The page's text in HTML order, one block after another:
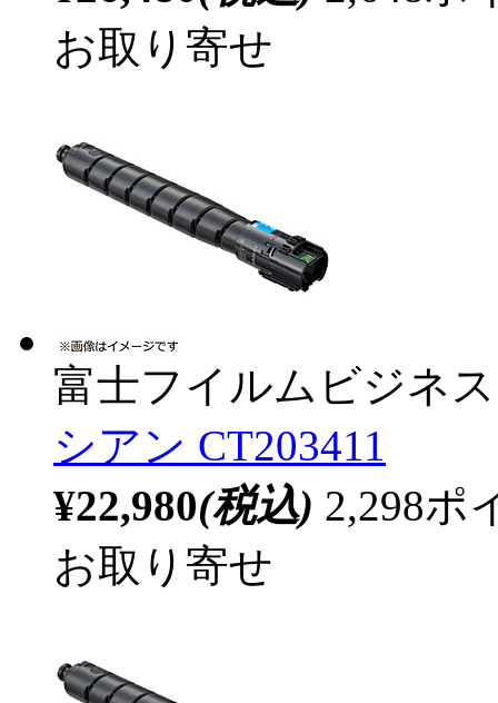
お取り寄せ
富士フイルムビジネ
シアン CT203411
¥22,980(税込) 2,298ポ
お取り寄せ